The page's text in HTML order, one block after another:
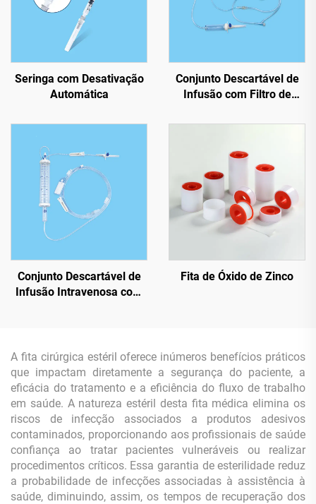
Seringa com Desativação
Automática
Conjunto Descartável de
Infusão com Filtro de
Conjunto Descartável de
Infusão Intravenosa com
Fita de Óxido de Zinco
A fita cirúrgica estéril oferece inúmeros benefícios práticos
que impactam diretamente a segurança do paciente, a
eficácia do tratamento e a eficiência do fluxo de trabalho
em saúde. A natureza estéril desta fita médica elimina os
riscos de infecção associados a produtos adesivos
contaminados, proporcionando aos profissionais de saúde
confiança ao tratar pacientes vulneráveis ou realizar
procedimentos críticos. Essa garantia de esterilidade reduz
a probabilidade de infecções associadas à assistência à
saúde, diminuindo, assim, os tempos de recuperação dos